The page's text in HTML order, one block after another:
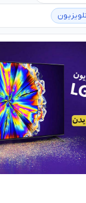
تلویزیون